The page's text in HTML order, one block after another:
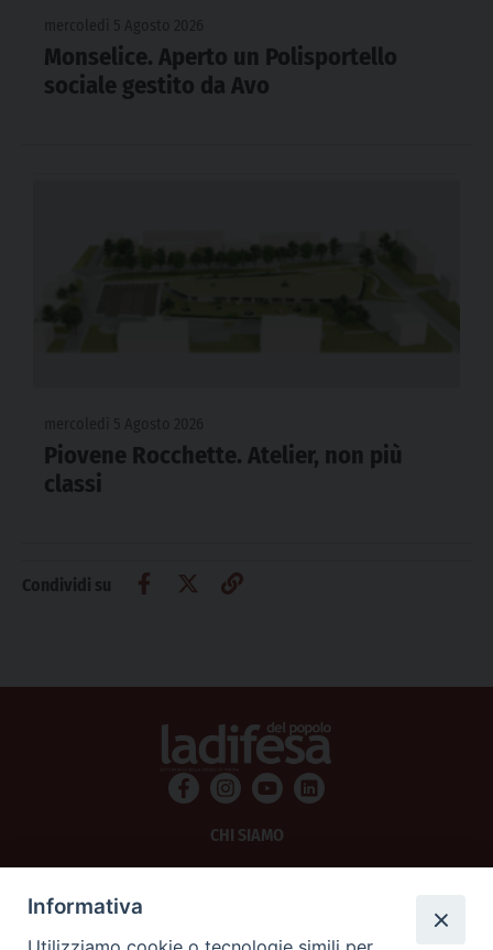
Monselice. Aperto un Polisportello
sociale gestito da Avo
Piovene Rocchette. Atelier, non più
classi
Condividi su
CHI SIAMO
Informativa